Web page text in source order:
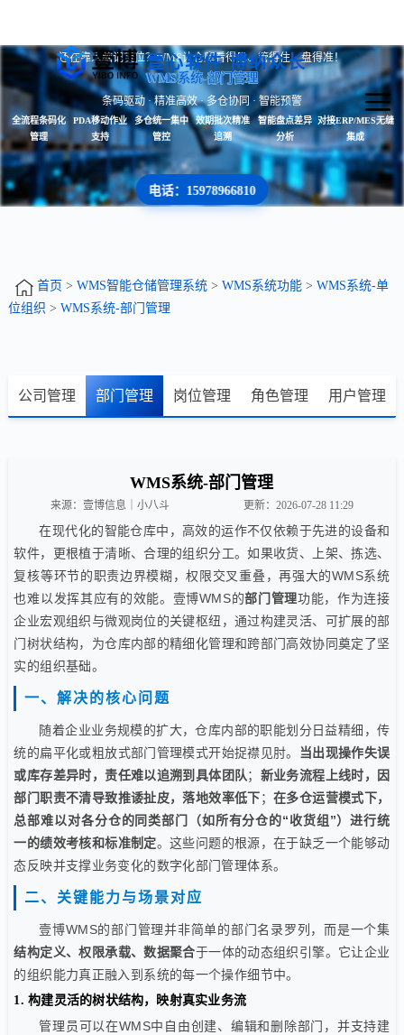
壹心软件 博纳众长
还在靠人脑记货位？WMS让仓库看得见、管得住、盘得准！
WMS系统-部门管理
条码驱动 · 精准高效 · 多仓协同 · 智能预警
全流程条码化
管理
PDA移动作业
支持
多仓统一集中
管控
效期批次精准
追溯
智能盘点差异
分析
对接ERP/MES无缝
集成
电话：15978966810
首页 > WMS智能仓储管理系统> WMS系统功能> WMS系统-单
位组织 > WMS系统-部门管理
公司管理 部门管理 岗位管理 角色管理 用户管理
WMS系统-部门管理
来源：壹博信息｜小八斗 更新：2026-07-28 11:29
在现代化的智能仓库中，高效的运作不仅依赖于先进的设备和
软件，更根植于清晰、合理的组织分工。如果收货、上架、拣选、
复核等环节的职责边界模糊，权限交叉重叠，再强大的WMS系统
也难以发挥其应有的效能。壹博WMS的部门管理功能，作为连接
企业宏观组织与微观岗位的关键枢纽，通过构建灵活、可扩展的部
门树状结构，为仓库内部的精细化管理和跨部门高效协同奠定了坚
实的组织基础。
一、解决的核心问题
随着企业业务规模的扩大，仓库内部的职能划分日益精细，传
统的扁平化或粗放式部门管理模式开始捉襟见肘。
当出现操作失误
或库存差异时，责任难以追溯到具体团队； 新业务流程上线时，因
部门职责不清导致推诿扯皮，落地效率低下；在多仓运营模式下，
总部难以对各分仓的同类部门（如所有分仓的“收货组”）进行统
一的绩效考核和标准制定。这些问题的根源，在于缺乏一个能够动
态反映并支撑业务变化的数字化部门管理体系。
二、关键能力与场景对应
壹博WMS的部门管理并非简单的部门名录罗列，而是一个集
结构定义、权限承载、数据聚合于一体的动态组织引擎。它让企业
的组织能力真正融入到系统的每一个操作细节中。
1. 构建灵活的树状结构，映射真实业务流
管理员可以在WMS中自由创建、编辑和删除部门，并支持建